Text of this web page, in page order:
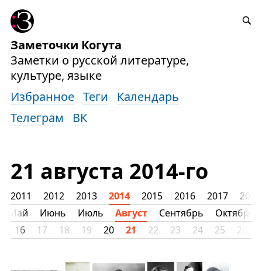
Заметочки Когута
Заметки о русской литературе,
культуре, языке
Избранное Теги
Календарь
Телеграм
ВК
21 августа 2014-го
2011 2012 2013 2014 2015 2016 2017
2018
Май
Июнь Июль Август Сентябрь
Октябрь
16 17 18 19 20 21 22 23 24 25 26